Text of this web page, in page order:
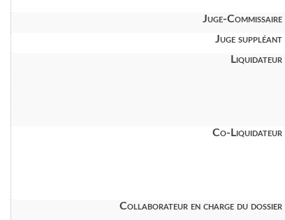
Juge-Commissaire
Juge suppléant
Liquidateur
Co-Liquidateur
Collaborateur en charge du dossier